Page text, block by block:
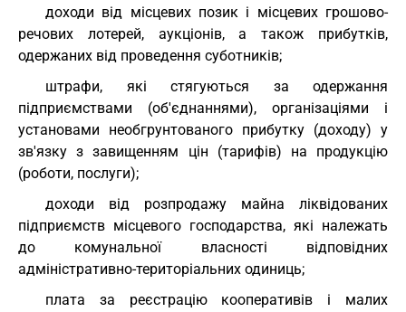
доходи від місцевих позик і місцевих грошово-
речових лотерей, аукціонів, а також прибутків,
одержаних від проведення суботників;
штрафи, які стягуються за одержання
підприємствами (об'єднаннями), організаціями і
установами необгрунтованого прибутку (доходу) у
зв'язку з завищенням цін (тарифів) на продукцію
(роботи, послуги);
доходи від розпродажу майна ліквідованих
підприємств місцевого господарства, які належать
до комунальної власності відповідних
адміністративно-територіальних одиниць;
плата за реєстрацію кооперативів і малих